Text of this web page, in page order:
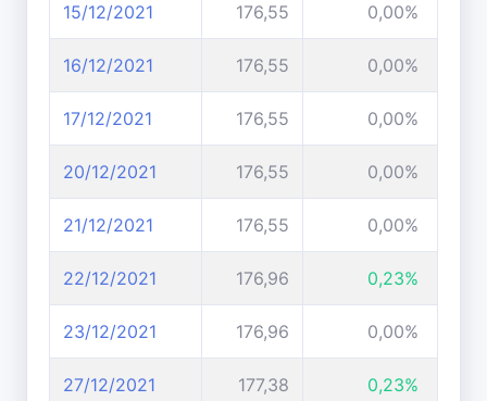
15/12/2021 176,55 0,00%
16/12/2021 176,55 0,00%
17/12/2021 176,55 0,00%
20/12/2021 176,55 0,00%
21/12/2021 176,55 0,00%
22/12/2021 176,96 0,23%
23/12/2021 176,96 0,00%
27/12/2021 177,38 0,23%